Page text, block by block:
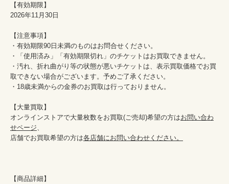
【有効期限】
2026年11月30日
【注意事項】
・有効期限90日未満のものはお問合せください。
・「使用済み」「有効期限切れ」のチケットはお買取できません。
・汚れ、折れ曲がり等の状態が悪いチケットは、表示買取価格でお買
取できない場合がございます。予めご了承ください。
・18歳未満からの金券のお買取は行っておりません。
【大量買取】
オンラインストアで大量枚数をお買取(ご売却)希望の方はお問い合わ
せページ
店舗でお買取希望の方は各店舗にお問い合わせください。
【商品詳細】